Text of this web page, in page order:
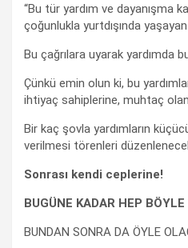
“Bu tür yardım ve dayanışma
çoğunlukla yurtdışında yaşayan
Bu çağrılara uyarak yardımda
Çünkü emin olun ki, bu
ihtiyaç sahiplerine, muhtaç
Bir kaç şovla yardımların
verilmesi törenleri
Sonrası kendi ceplerine!
BUGÜNE KADAR HEP BÖYLE
BUNDAN SONRA DA ÖYLE